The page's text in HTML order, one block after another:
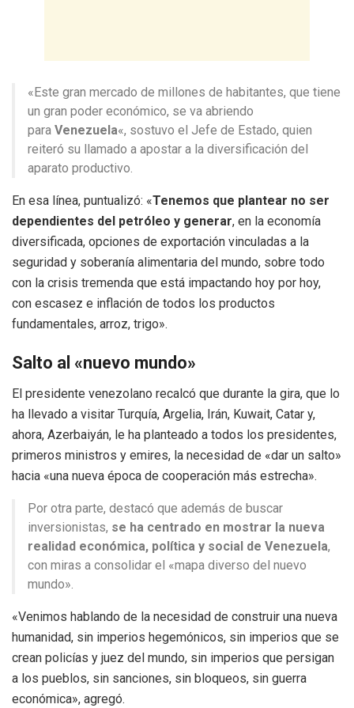
«Este gran mercado de millones de habitantes, que tiene
un gran poder económico, se va abriendo
para Venezuela«, sostuvo el Jefe de Estado, quien
reiteró su llamado a apostar a la diversificación del
aparato productivo.
En esa línea, puntualizó: «Tenemos que plantear no ser
dependientes del petróleo y generar, en la economía
diversificada, opciones de exportación vinculadas a la
seguridad y soberanía alimentaria del mundo, sobre todo
con la crisis tremenda que está impactando hoy por hoy,
con escasez e inflación de todos los productos
fundamentales, arroz, trigo».
Salto al «nuevo mundo»
El presidente venezolano recalcó que durante la gira, que lo
ha llevado a visitar Turquía, Argelia, Irán, Kuwait, Catar y,
ahora, Azerbaiyán, le ha planteado a todos los presidentes,
primeros ministros y emires, la necesidad de «dar un salto»
hacia «una nueva época de cooperación más estrecha».
Por otra parte, destacó que además de buscar
inversionistas, se ha centrado en mostrar la nueva
realidad económica, política y social de Venezuela,
con miras a consolidar el «mapa diverso del nuevo
mundo».
«Venimos hablando de la necesidad de construir una nueva
humanidad, sin imperios hegemónicos, sin imperios que se
crean policías y juez del mundo, sin imperios que persigan
a los pueblos, sin sanciones, sin bloqueos, sin guerra
económica», agregó.